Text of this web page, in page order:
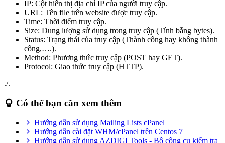
IP: Cột hiển thị địa chỉ IP của người truy cập.
URL: Tên file trên website được truy cập.
Time: Thời điểm truy cập.
Size: Dung lượng sử dụng trong truy cập (Tính bằng bytes).
Status: Trạng thái của truy cập (Thành công hay không thành
công,….).
Method: Phương thức truy cập (POST hay GET).
Protocol: Giao thức truy cập (HTTP).
./.
Có thể bạn cần xem thêm
Hướng dẫn sử dụng Mailing Lists cPanel
Hướng dẫn cài đặt WHM/cPanel trên Centos 7
Hướng dẫn sử dụng AZDIGI Tools - Bộ công cụ kiểm tra